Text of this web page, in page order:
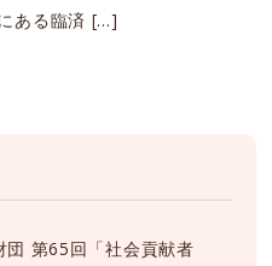
ある臨済 […]
第65回「社会貢献者